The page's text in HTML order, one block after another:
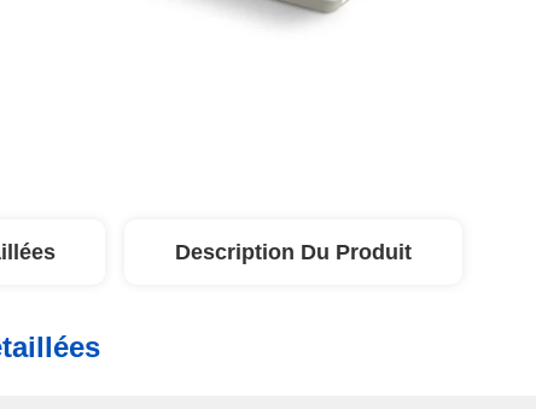
Description Du Produit